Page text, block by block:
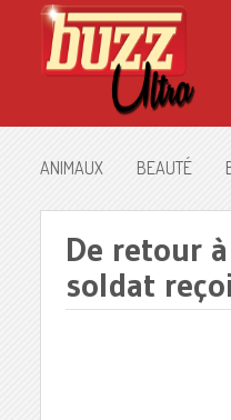
ANIMAUX BEAUTÉ
De retour
soldat